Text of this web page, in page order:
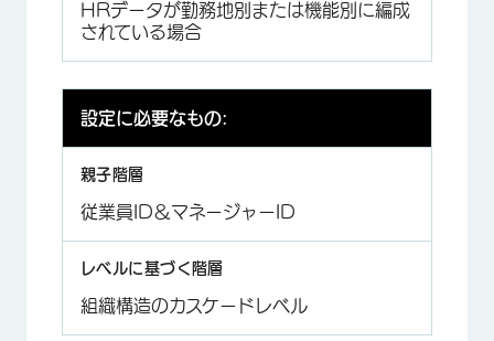
HRデータが勤務地別または機能別に編成
されている場合
設定に必要なもの:
従業員ID＆マネージャーID
組織構造のカスケードレベル